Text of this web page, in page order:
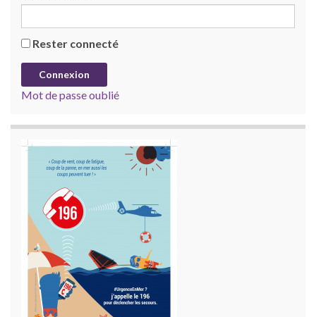
Rester connecté
Connexion
Mot de passe oublié